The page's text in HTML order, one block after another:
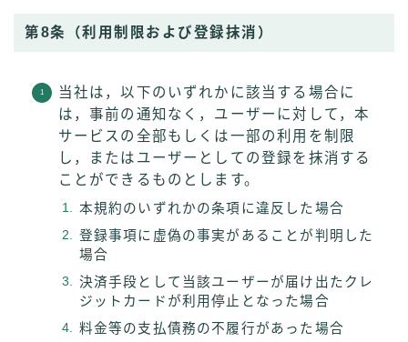
第8条（利用制限および登録抹消）
当社は，以下のいずれかに該当する場合に
は，事前の通知なく，ユーザーに対して，本
サービスの全部もしくは一部の利用を制限
し，またはユーザーとしての登録を抹消する
ことができるものとします。
本規約のいずれかの条項に違反した場合
登録事項に虚偽の事実があることが判明した
場合
決済手段として当該ユーザーが届け出たクレ
ジットカードが利用停止となった場合
料金等の支払債務の不履行があった場合